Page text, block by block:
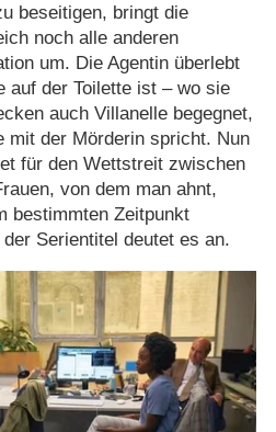
beseitigen, bringt die
noch alle anderen
um. Die Agentin überlebt
auf der Toilette ist – wo sie
auch Villanelle begegnet,
mit der Mörderin spricht. Nun
für den Wettstreit zwischen
von dem man ahnt,
bestimmten Zeitpunkt
Serientitel deutet es an.